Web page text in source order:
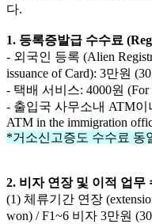
다.
1. 등록증발급 수수료
- 외국인 등록 (Alien
issuance of Card): 3만원
- 택배 서비스: 4000원 (For
- 출입국 사무소내 ATM이
ATM in the immigration
*거소신고증도 수수료 동
2. 비자 연장 및 이적 업무
(1) 체류기간 연장
won) /F1~6 비자 3만원